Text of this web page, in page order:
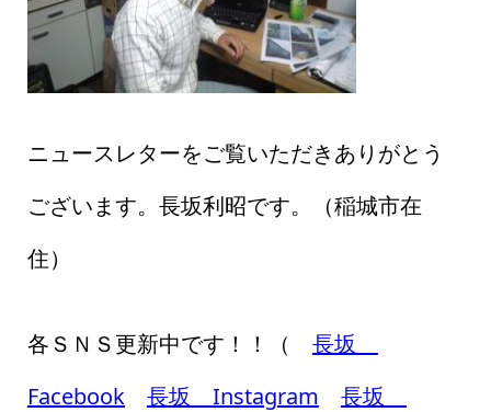
ニュースレターをご覧いただきありがとう
ございます。長坂利昭です。（稲城市在
住）
各ＳＮＳ更新中です！！（ 長坂
Facebook
長坂 Instagram
長坂